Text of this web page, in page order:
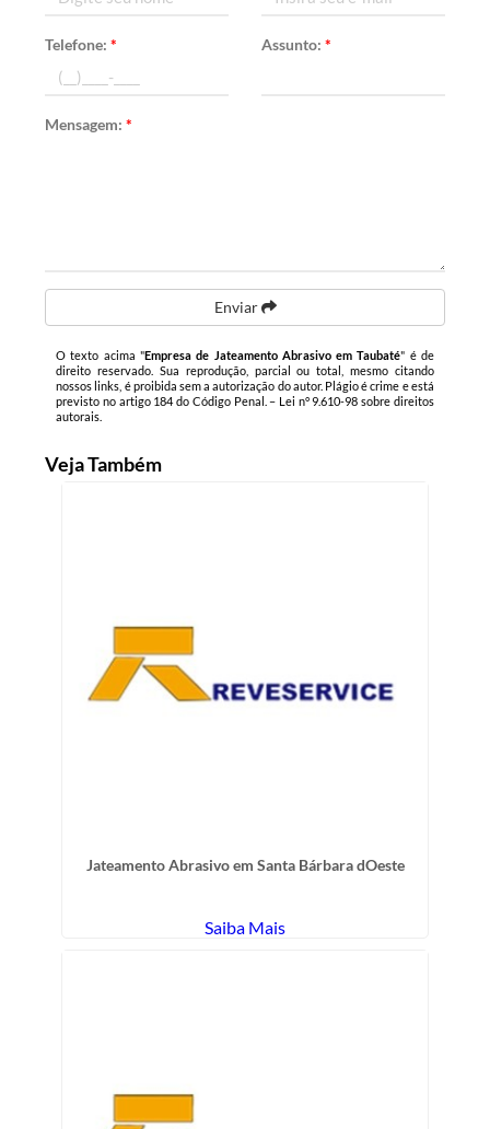
Telefone:* Assunto: *
Mensagem:*
Enviar
O texto acima "Empresa de Jateamento Abrasivo em Taubaté" é de
direito reservado. Sua reprodução, parcial ou total, mesmo citando
nossos links, é proibida sem a autorização do autor. Plágio é crime e está
previsto no artigo 184 do Código Penal. – Lei n° 9.610-98 sobre direitos
autorais
Veja Também
Jateamento Abrasivo em Santa Bárbara dOeste
Saiba Mais